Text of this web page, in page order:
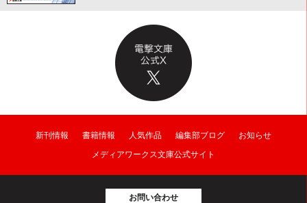
新刊情報 書籍情報 人気作品 編集部ブログ
お知らせ
メディアワークス文庫公式サイト
お問い合わせ